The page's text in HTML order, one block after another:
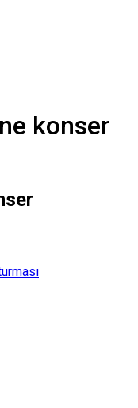
konser